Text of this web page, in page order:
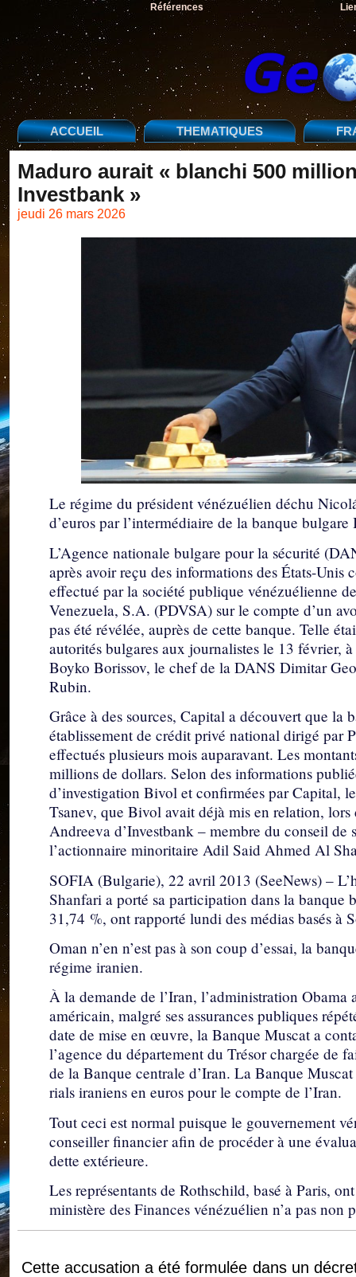
Références
ACCUEIL THEMATIQUES
Maduro aurait « blanchi 500
Investbank »
jeudi 26 mars 2026
Le régime du président vénézuélien déchu
d’euros par l’intermédiaire de la banque bulgare
L’Agence nationale bulgare pour la sécurité
après avoir reçu des informations des États-
effectué par la société publique vénézuélienne
Venezuela, S.A. (PDVSA) sur le compte d’un
pas été révélée, auprès de cette banque. Telle
autorités bulgares aux journalistes le 13 février,
Boyko Borissov, le chef de la DANS Dimitar
Rubin.
Grâce à des sources, Capital a découvert que la
établissement de crédit privé national dirigé par
effectués plusieurs mois auparavant. Les
millions de dollars. Selon des informations
d’investigation Bivol et confirmées par Capital,
Tsanev, que Bivol avait déjà mis en relation,
Andreeva d’Investbank – membre du conseil
l’actionnaire minoritaire Adil Said Ahmed Al
SOFIA (Bulgarie), 22 avril 2013 (SeeNews) –
Shanfari a porté sa participation dans la
31,74 %, ont rapporté lundi des médias basés à
Oman n’en n’est pas à son coup d’essai, la
régime iranien.
À la demande de l’Iran, l’administration Obama
américain, malgré ses assurances publiques
date de mise en œuvre, la Banque Muscat a
l’agence du département du Trésor chargée de
de la Banque centrale d’Iran. La Banque
rials iraniens en euros pour le compte de l’Iran.
Tout ceci est normal puisque le gouvernement
conseiller financier afin de procéder à une
dette extérieure.
Les représentants de Rothschild, basé à Paris,
ministère des Finances vénézuélien n’a pas non
Cette accusation a été formulée dans un